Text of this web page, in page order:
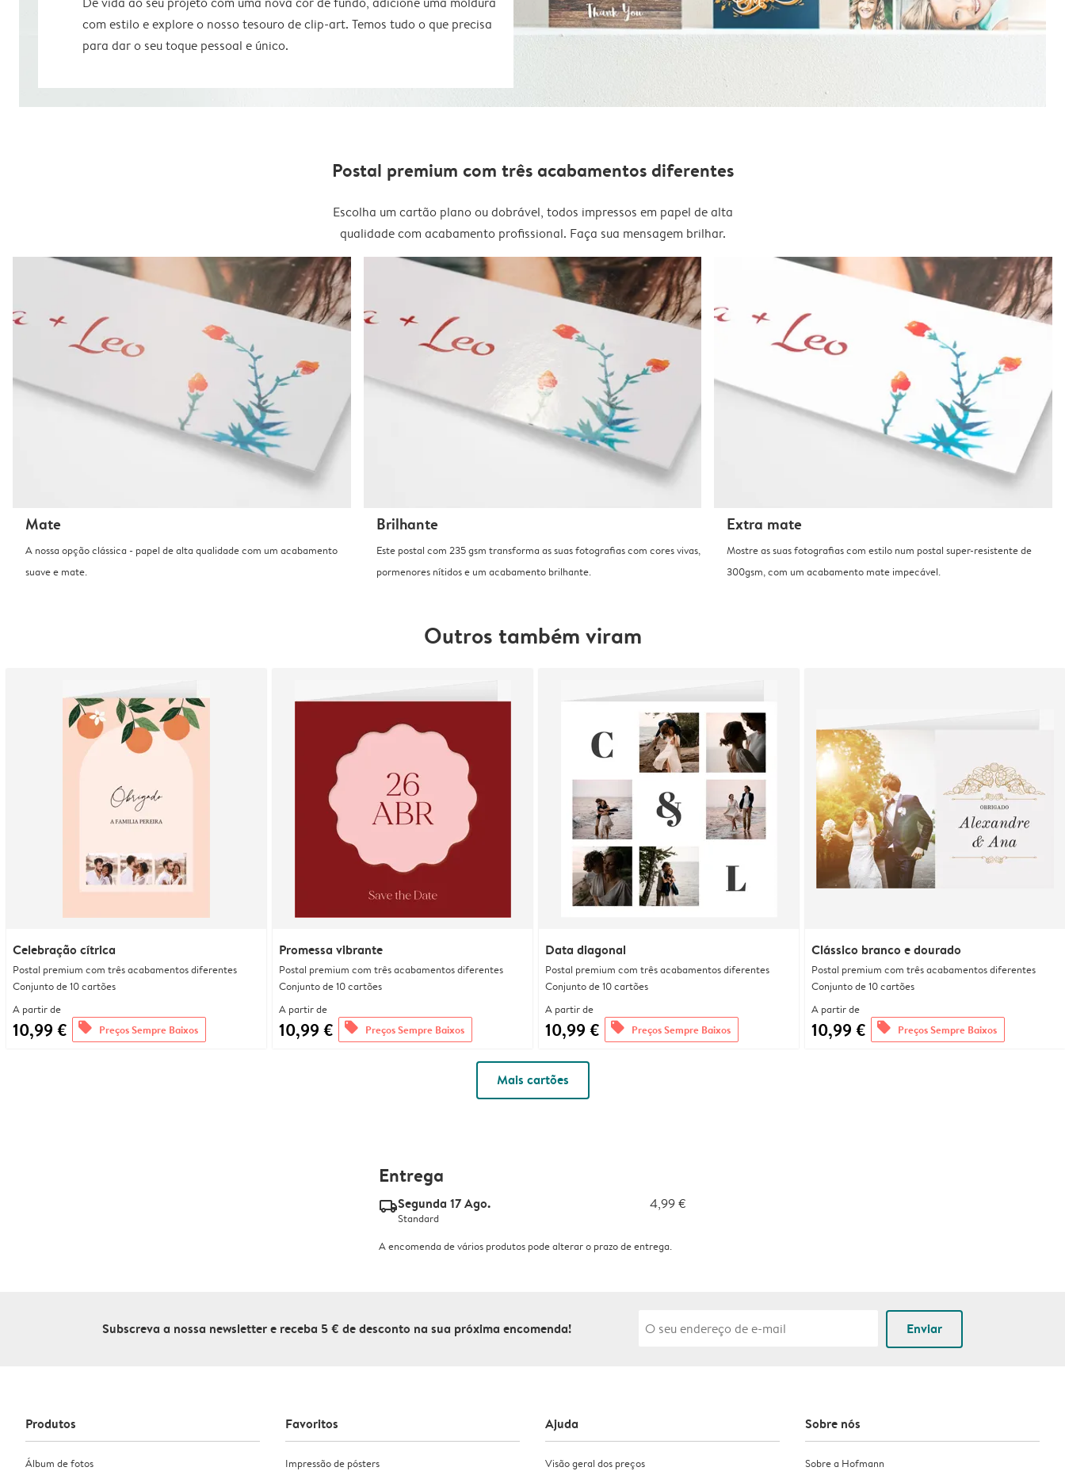
com estilo e explore o nosso tesouro de clip-art. Temos tudo o que precisa
para dar o seu toque pessoal e único.
Postal premium com três acabamentos diferentes
Escolha um cartão plano ou dobrável, todos impressos em papel de alta
qualidade com acabamento profissional. Faça sua mensagem brilhar.
Mate
A nossa opção clássica - papel de alta qualidade com um acabamento
suave e mate.
Brilhante
Este postal com 235 gsm transforma as suas fotografias com cores vivas,
pormenores nítidos e um acabamento brilhante.
Extra mate
Mostre as suas fotografias com estilo num postal super-resistente de
300gsm, com um acabamento mate impecável.
Outros também viram
Celebração cítrica
Postal premium com três acabamentos diferentes
Conjunto de 10 cartões
A partir de
10,99 € offers Preços Sempre Baixos
Promessa vibrante
Postal premium com três acabamentos diferentes
Conjunto de 10 cartões
A partir de
10,99 € offers Preços Sempre Baixos
Data diagonal
Postal premium com três acabamentos diferentes
Conjunto de 10 cartões
A partir de
10,99 € offers Preços Sempre Baixos
Clássico branco e dourado
Postal premium com três acabamentos diferentes
Conjunto de 10 cartões
A partir de
10,99 € offers Preços Sempre Baixos
Mais cartões
Entrega
delivery_standard_v2Segunda 17 Ago. 4,99 €
Standard
A encomenda de vários produtos pode alterar o prazo de entrega.
Subscreva a nossa newsletter e receba 5 € de desconto na sua próxima encomenda! Enviar
Produtos
Álbum de fotos
Favoritos
Impressão de pósters
Ajuda
Visão geral dos preços
Sobre nós
Sobre a Hofmann